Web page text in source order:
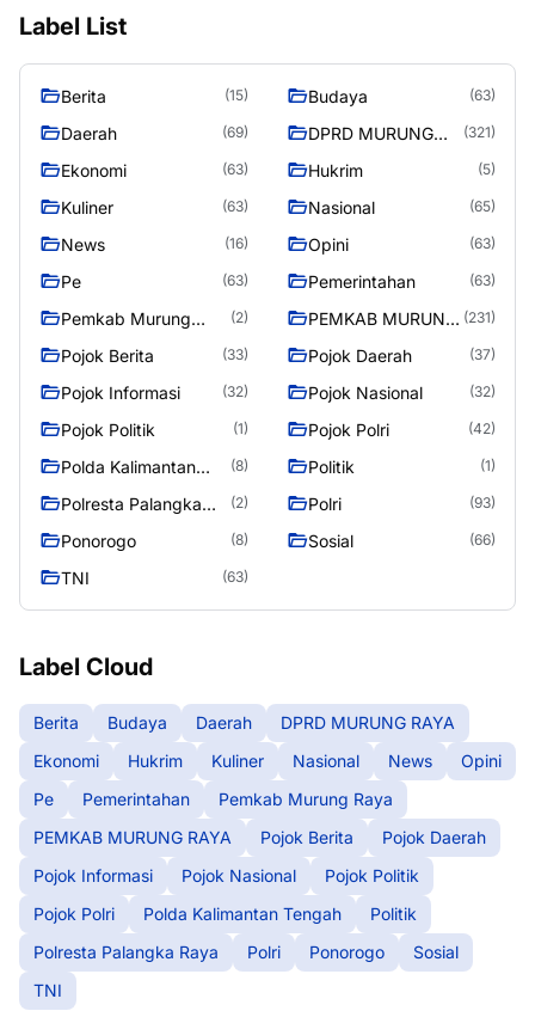
Label List
Berita (15) Budaya (63)
Daerah (69)
DPRD MURUNG
(321)
Ekonomi (63) Hukrim (5)
Kuliner (63) Nasional (65)
News (16) Opini (63)
Pe (63) Pemerintahan (63)
Pemkab Murung
(2)
PEMKAB MURUNG (231)
Pojok Berita (33) Pojok Daerah (37)
Pojok Informasi (32) Pojok Nasional (32)
Pojok Politik (1) Pojok Polri (42)
Polda Kalimantan
(8) Politik (1)
Polresta Palangka
(2) Polri (93)
Ponorogo (8) Sosial (66)
TNI (63)
Label Cloud
Berita Budaya Daerah
DPRD MURUNG RAYA
Ekonomi
Hukrim Kuliner Nasional News
Opini
Pe
Pemerintahan
Pemkab Murung Raya
PEMKAB MURUNG RAYA
Pojok Berita
Pojok Daerah
Pojok Informasi
Pojok Nasional
Pojok Politik
Pojok Polri
Polda Kalimantan Tengah
Politik
Polresta Palangka Raya
Polri Ponorogo
Sosial
TNI